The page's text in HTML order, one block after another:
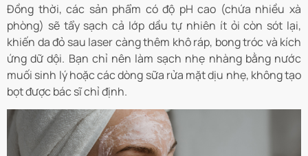
Đồng thời, các sản phẩm có độ pH cao (chứa nhiều xà
phòng) sẽ tẩy sạch cả lớp dầu tự nhiên ít ỏi còn sót lại,
khiến da đỏ sau laser càng thêm khô ráp, bong tróc và kích
ứng dữ dội. Bạn chỉ nên làm sạch nhẹ nhàng bằng nước
muối sinh lý hoặc các dòng sữa rửa mặt dịu nhẹ, không tạo
bọt được bác sĩ chỉ định.